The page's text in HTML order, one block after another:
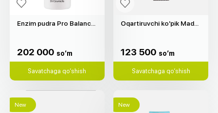
Enzim pudra Pro Balance Night "Dr.Ceuracle" (50g)
202 000 so‘m
Savatchaga qo‘shish
123 500 so‘m
Savatchaga qo‘shish
New New